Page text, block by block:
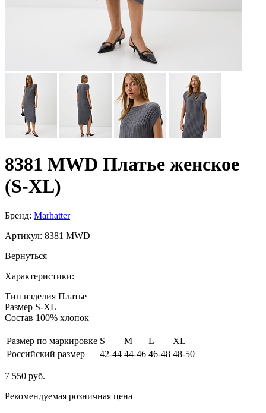
8381 MWD Платье женское
(S-XL)
Бренд: Marhatter
Артикул: 8381 MWD
Вернуться
Характеристики:
Тип изделия Платье
Размер S-XL
Состав 100% хлопок
Размер по маркировке S M L
XL
Российский размер
42-44 44-46 46-48 48-50
7 550 руб.
Рекомендуемая розничная цена